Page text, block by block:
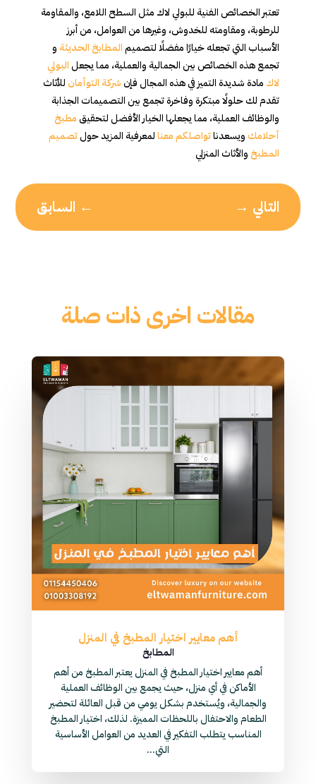
تعتبر الخصائص الفنية للبولي لاك مثل السطح اللامع، والمقاومة
للرطوبة، ومقاومته للخدوش، وغيرها من العوامل، من أبرز
الأسباب التي تجعله خيارًا مفضلًا لتصميمالمطابخ الحديثةو
تجمع هذه الخصائص بين الجمالية والعملية، مما يجعلالبولي
لاك مادة شديدة التميز في هذه المجال فإنشركة التوأمانللأثاث
تقدم لك حلولًا مبتكرة وفاخرة تجمع بين التصميمات الجذابة
والوظائف العملية، مما يجعلها الخيار الأفضل لتحقيقمطبخ
أحلامكويسعدناتواصلكم معنالمعرفية المزيد حولتصميم
المطبخوالأثاث المنزلي
← السابق التالي →
مقالات اخرى ذات صلة
أهم معايير اختيار المطبخ في المنزل
المطابخ
أهم معايير اختيار المطبخ في المنزل يعتبر المطبخ من أهم
الأماكن في أي منزل، حيث يجمع بين الوظائف العملية
والجمالية، ويُستخدم بشكل يومي من قبل العائلة لتحضير
الطعام والاحتفال باللحظات المميزة. لذلك، اختيار المطبخ
المناسب يتطلب التفكير في العديد من العوامل الأساسية
التي...